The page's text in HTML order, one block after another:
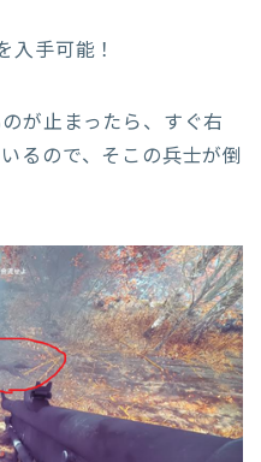
入手可能！
が止まったら、すぐ右
るので、そこの兵士が倒